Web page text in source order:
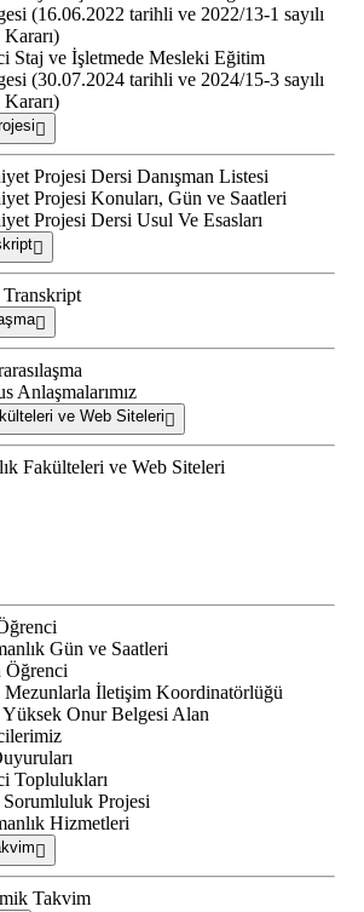
(16.06.2022 tarihli ve 2022/13-1 sayılı
Kararı)
Staj ve İşletmede Mesleki Eğitim
(30.07.2024 tarihli ve 2024/15-3 sayılı
Kararı)
Projesi Dersi Danışman Listesi
Projesi Konuları, Gün ve Saatleri
Projesi Dersi Usul Ve Esasları
Transkript
Anlaşmalarımız
ve Web Siteleri
Fakülteleri ve Web Siteleri
Gün ve Saatleri
Öğrenci
İletişim Koordinatörlüğü
Onur Belgesi Alan
Toplulukları
Sorumluluk Projesi
Hizmetleri
Takvim